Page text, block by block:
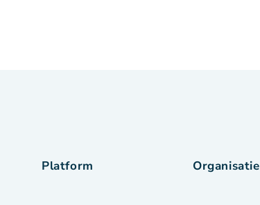
Platform Organisatie